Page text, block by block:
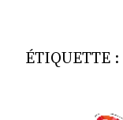
ÉTIQUETTE :